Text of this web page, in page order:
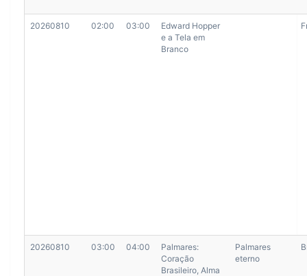
20260810 02:00 03:00
Edward Hopper
e a Tela em
Branco
20260810 03:00 04:00
Palmares:
Coração
Brasileiro, Alma
Palmares
eterno